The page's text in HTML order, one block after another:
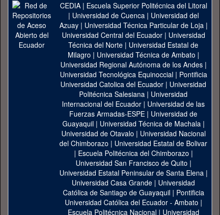
CEDIA| Escuela Superior Politécnica del Litoral
| Universidad de Cuenca| Universidad del
Azuay| Universidad Técnica Particular de Loja|
Universidad Central del Ecuador| Universidad
Técnica del Norte | Universidad Estatal de
Milagro | Universidad Técnica de Ambato |
Universidad Regional Autónoma de los Andes|
Universidad Tecnológica Equinoccial| Pontificia
Universidad Catolica del Ecuador | Universidad
Politécnica Salesiana | Universidad
Internacional del Ecuador | Universidad de las
Fuerzas Armadas-ESPE | Universidad de
Guayaquil| Universidad Técnica de Machala|
Universidad de Otavalo | Universidad Nacional
del Chimborazo | Universidad Estatal de Bolivar
| Escuela Politécnica del Chimborazo |
Universidad San Francisco de Quito |
Universidad Estatal Peninsular de Santa Elena|
Universidad Casa Grande | Universidad
Católica de Santiago de Guayaquil| Pontificia
Universidad Católica del Ecuador - Ambato |
Escuela Politécnica Nacional| Universidad